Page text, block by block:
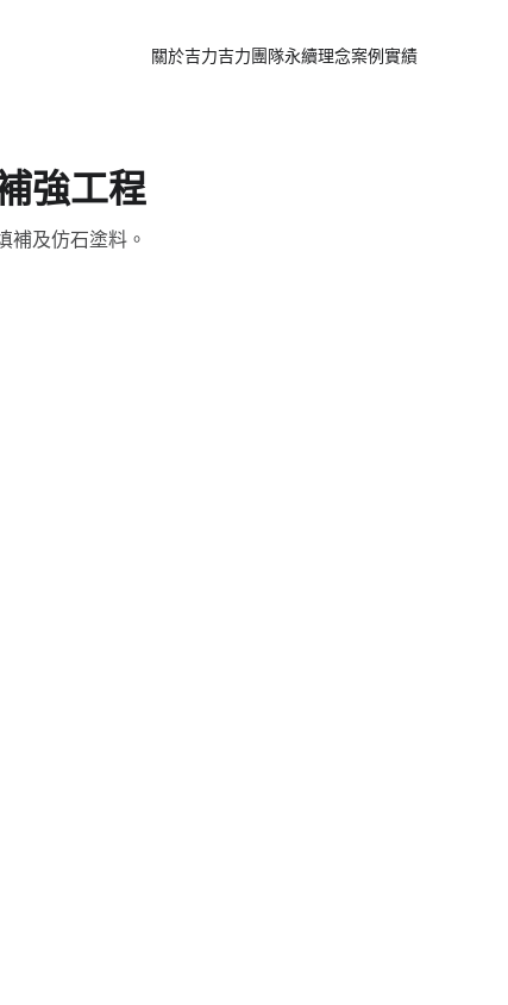
關於吉力吉力團隊永續理念案例實績
強工程
補及仿石塗料。